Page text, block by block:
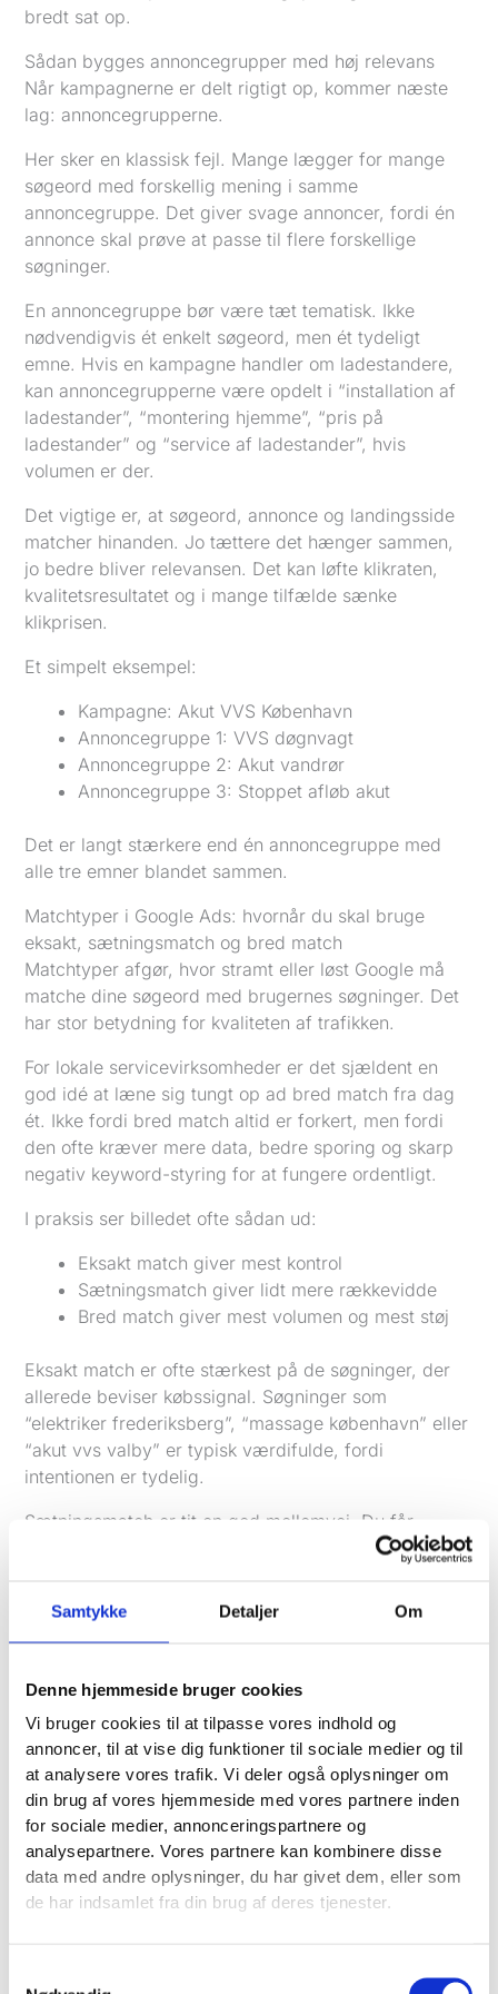
Samtykke Detaljer Om
Denne hjemmeside bruger cookies
Vi bruger cookies til at tilpasse vores indhold og
annoncer, til at vise dig funktioner til sociale medier og til
at analysere vores trafik. Vi deler også oplysninger om
din brug af vores hjemmeside med vores partnere inden
for sociale medier, annonceringspartnere og
analysepartnere. Vores partnere kan kombinere disse
data med andre oplysninger, du har givet dem, eller som
de har indsamlet fra din brug af deres tjenester.
bredt sat op.
Sådan bygges annoncegrupper med høj relevans
Når kampagnerne er delt rigtigt op, kommer næste
lag: annoncegrupperne.
Her sker en klassisk fejl. Mange lægger for mange
søgeord med forskellig mening i samme
annoncegruppe. Det giver svage annoncer, fordi én
annonce skal prøve at passe til flere forskellige
søgninger.
En annoncegruppe bør være tæt tematisk. Ikke
nødvendigvis ét enkelt søgeord, men ét tydeligt
emne. Hvis en kampagne handler om ladestandere,
kan annoncegrupperne være opdelt i “installation af
ladestander”, “montering hjemme”, “pris på
ladestander” og “service af ladestander”, hvis
volumen er der.
Det vigtige er, at søgeord, annonce og landingsside
matcher hinanden. Jo tættere det hænger sammen,
jo bedre bliver relevansen. Det kan løfte klikraten,
kvalitetsresultatet og i mange tilfælde sænke
klikprisen.
Et simpelt eksempel:
Kampagne: Akut VVS København
Annoncegruppe 1: VVS døgnvagt
Annoncegruppe 2: Akut vandrør
Annoncegruppe 3: Stoppet afløb akut
Det er langt stærkere end én annoncegruppe med
alle tre emner blandet sammen.
Matchtyper i Google Ads: hvornår du skal bruge
eksakt, sætningsmatch og bred match
Matchtyper afgør, hvor stramt eller løst Google må
matche dine søgeord med brugernes søgninger. Det
har stor betydning for kvaliteten af trafikken.
For lokale servicevirksomheder er det sjældent en
god idé at læne sig tungt op ad bred match fra dag
ét. Ikke fordi bred match altid er forkert, men fordi
den ofte kræver mere data, bedre sporing og skarp
negativ keyword-styring for at fungere ordentligt.
I praksis ser billedet ofte sådan ud:
Eksakt match giver mest kontrol
Sætningsmatch giver lidt mere rækkevidde
Bred match giver mest volumen og mest støj
Eksakt match er ofte stærkest på de søgninger, der
allerede beviser købssignal. Søgninger som
“elektriker frederiksberg”, “massage københavn” eller
“akut vvs valby” er typisk værdifulde, fordi
intentionen er tydelig.
Sætningsmatch er tit en god mellemvej. Du får
adgang til flere variationer uden at åbne helt op. Det
volumen, men stadig holde en vis kontrol.
Bred match kan bruges, men det bør normalt ske
irrelevant klik hurtigt kan mærkes på budgettet. Har
du begrænset data og et stramt månedligt budget, er
det ofte bedre at starte strammere.
En god start på matchtyper for lokale leadkampagner
En sund tilgang er at starte med eksakt og
sætningsmatch på de vigtigste søgeord og kun bruge
bred match i særskilte kampagner eller
annoncegrupper, hvor du aktivt vil teste nye
Det giver et bedre beslutningsgrundlag. Du kan se,